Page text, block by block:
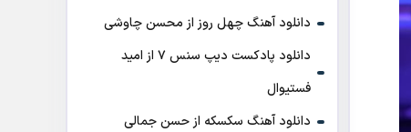
دانلود آهنگ چهل روز از محسن چاوشی
دانلود پادکست ديپ سنس ۷ از اميد
فستيوال
دانلود آهنگ سکسکه از حسن جمالی